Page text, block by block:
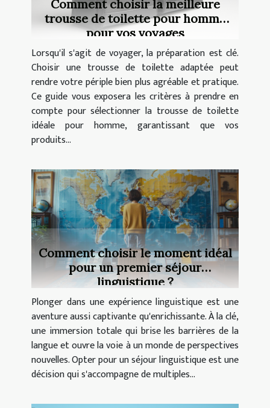
Comment choisir la meilleure
trousse de toilette pour homme
pour vos voyages
Lorsqu'il s'agit de voyager, la préparation est clé.
Choisir une trousse de toilette adaptée peut
rendre votre périple bien plus agréable et pratique.
Ce guide vous exposera les critères à prendre en
compte pour sélectionner la trousse de toilette
idéale pour homme, garantissant que vos
produits...
Comment choisir le moment idéal
pour un premier séjour
linguistique ?
Plonger dans une expérience linguistique est une
aventure aussi captivante qu'enrichissante. À la clé,
une immersion totale qui brise les barrières de la
langue et ouvre la voie à un monde de perspectives
nouvelles. Opter pour un séjour linguistique est une
décision qui s'accompagne de multiples...